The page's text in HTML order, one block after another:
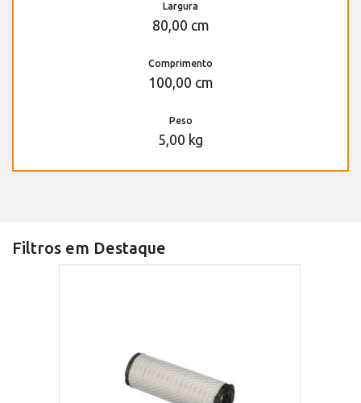
Largura
80,00 cm
Comprimento
100,00 cm
Peso
5,00 kg
Filtros em Destaque